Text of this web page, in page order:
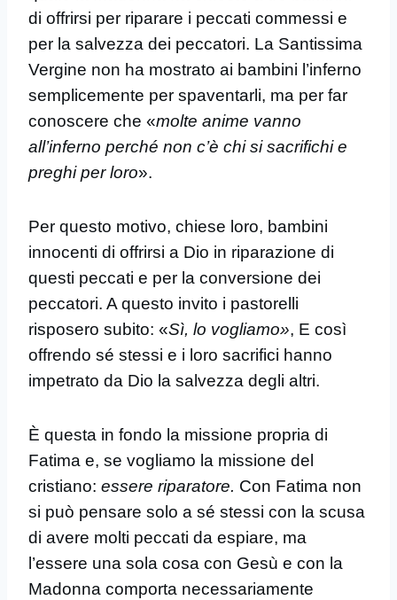
di offrirsi per riparare i peccati commessi e
per la salvezza dei peccatori. La Santissima
Vergine non ha mostrato ai bambini l’inferno
semplicemente per spaventarli, ma per far
conoscere che «molte anime vanno
all’inferno perché non c’è chi si sacrifichi e
preghi per loro».
Per questo motivo, chiese loro, bambini
innocenti di offrirsi a Dio in riparazione di
questi peccati e per la conversione dei
peccatori. A questo invito i pastorelli
risposero subito: «Sì, lo vogliamo», E così
offrendo sé stessi e i loro sacrifici hanno
impetrato da Dio la salvezza degli altri.
È questa in fondo la missione propria di
Fatima e, se vogliamo la missione del
cristiano: essere riparatore. Con Fatima non
si può pensare solo a sé stessi con la scusa
di avere molti peccati da espiare, ma
l’essere una sola cosa con Gesù e con la
Madonna comporta necessariamente